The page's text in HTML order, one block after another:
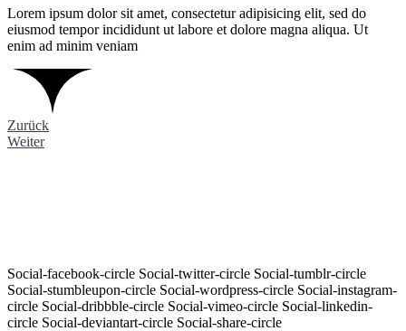
Lorem ipsum dolor sit amet, consectetur adipisicing elit, sed do
eiusmod tempor incididunt ut labore et dolore magna aliqua. Ut
enim ad minim veniam
Zurück
Weiter
Social-facebook-circle Social-twitter-circle Social-tumblr-circle
Social-stumbleupon-circle Social-wordpress-circle Social-instagram-
circle Social-dribbble-circle Social-vimeo-circle Social-linkedin-
circle Social-deviantart-circle Social-share-circle